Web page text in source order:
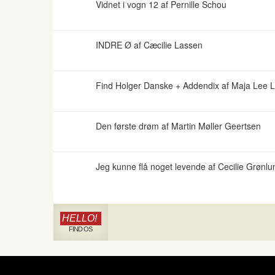
Vidnet i vogn 12 af Pernille Schou
INDRE Ø af Cæcilie Lassen
Find Holger Danske + Addendix af Maja Lee
Den første drøm af Martin Møller Geertsen
Jeg kunne flå noget levende af Cecilie
HELLO!
FIND OS